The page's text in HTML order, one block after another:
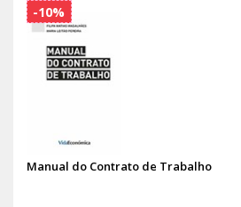
Manual do Contrato de Trabalho
-10%